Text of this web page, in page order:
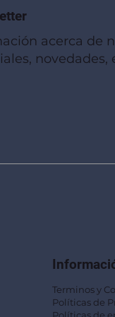
acerca de
novedades,
Terminos y
Políticas de